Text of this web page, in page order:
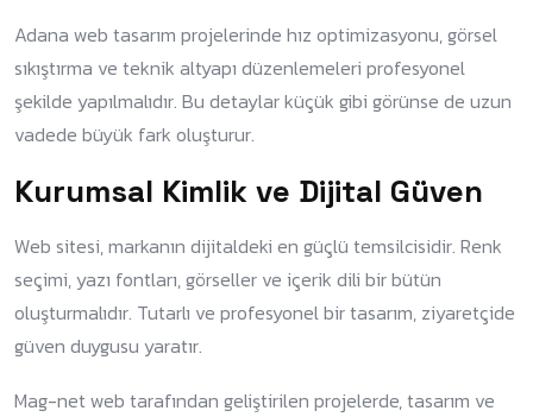
Adana web tasarım projelerinde hız optimizasyonu, görsel
sıkıştırma ve teknik altyapı düzenlemeleri profesyonel
şekilde yapılmalıdır. Bu detaylar küçük gibi görünse de uzun
vadede büyük fark oluşturur.
Kurumsal Kimlik ve Dijital Güven
Web sitesi, markanın dijitaldeki en güçlü temsilcisidir. Renk
seçimi, yazı fontları, görseller ve içerik dili bir bütün
oluşturmalıdır. Tutarlı ve profesyonel bir tasarım, ziyaretçide
güven duygusu yaratır.
Mag-net web tarafından geliştirilen projelerde, tasarım ve